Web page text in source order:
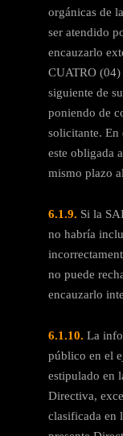
orgánicas de
ser atendido
encauzarlo
CUATRO (04)
siguiente de
poniendo de
solicitante. En
este obligada
mismo plazo
6.1.9. Si la
no habría
no puede
encauzarlo
6.1.10. La
público en el
estipulado en
Directiva,
clasificada en